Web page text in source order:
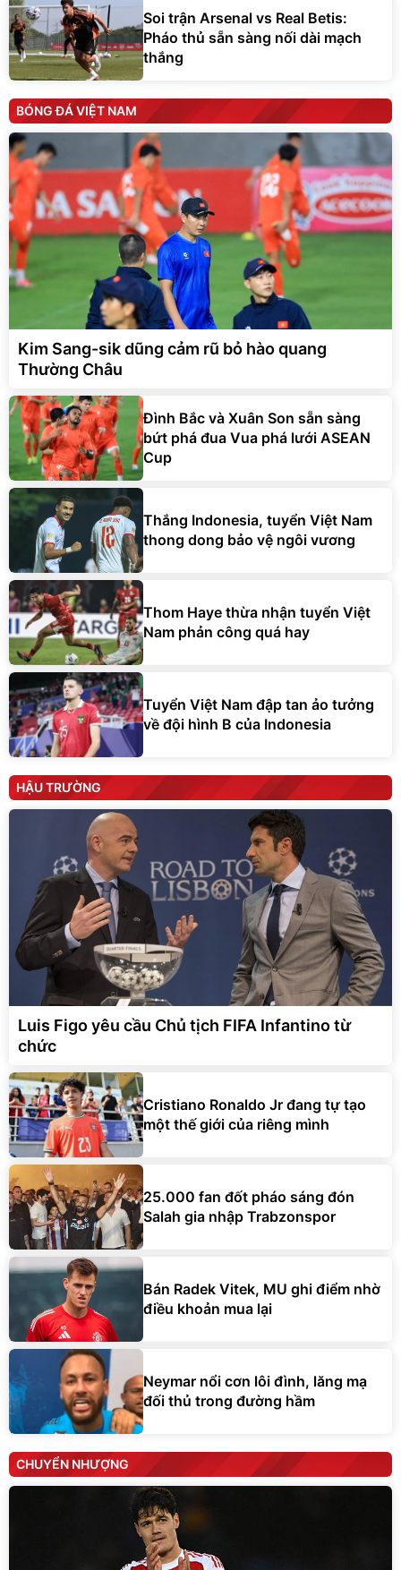
Soi trận Arsenal vs Real Betis:
Pháo thủ sẵn sàng nối dài mạch
thắng
BÓNG ĐÁ VIỆT NAM
Kim Sang-sik dũng cảm rũ bỏ hào quang
Thường Châu
Đình Bắc và Xuân Son sẵn sàng
bứt phá đua Vua phá lưới ASEAN
Cup
Thắng Indonesia, tuyển Việt Nam
thong dong bảo vệ ngôi vương
Thom Haye thừa nhận tuyển Việt
Nam phản công quá hay
Tuyển Việt Nam đập tan ảo tưởng
về đội hình B của Indonesia
HẬU TRƯỜNG
Luis Figo yêu cầu Chủ tịch FIFA Infantino từ
chức
Cristiano Ronaldo Jr đang tự tạo
một thế giới của riêng mình
25.000 fan đốt pháo sáng đón
Salah gia nhập Trabzonspor
Bán Radek Vitek, MU ghi điểm nhờ
điều khoản mua lại
Neymar nổi cơn lôi đình, lăng mạ
đối thủ trong đường hầm
CHUYỂN NHƯỢNG